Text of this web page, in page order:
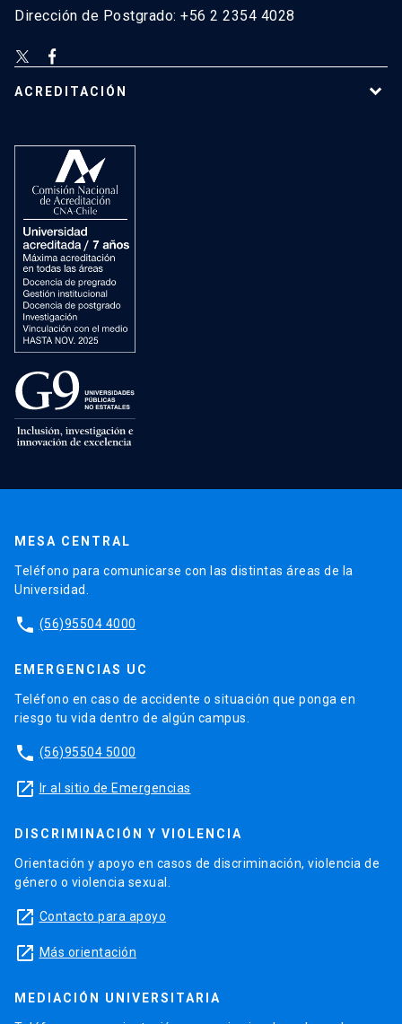
Dirección de Postgrado: +56 2 2354 4028
ACREDITACIÓN
MESA CENTRAL
Teléfono para comunicarse con las distintas áreas de la
Universidad.
phone (56)95504 4000
EMERGENCIAS UC
Teléfono en caso de accidente o situación que ponga en
riesgo tu vida dentro de algún campus.
phone (56)95504 5000
launch Ir al sitio de Emergencias
DISCRIMINACIÓN Y VIOLENCIA
Orientación y apoyo en casos de discriminación, violencia de
género o violencia sexual.
launch Contacto para apoyo
launch Más orientación
MEDIACIÓN UNIVERSITARIA